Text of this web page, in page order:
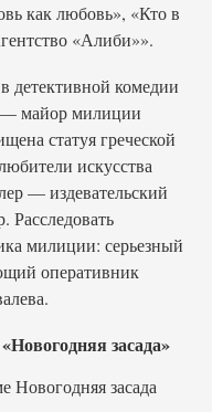
как любовь», «Кто в
«Алиби»».
детективной комедии
— майор милиции
статуя греческой
искусства
— издевательский
Расследовать
милиции: серьезный
оперативник
засада»